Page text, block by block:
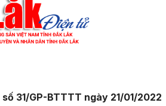
31/GP-BTTTT ngày 21/01/2022